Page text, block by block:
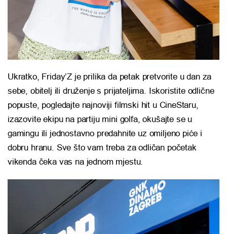
Ukratko, Friday’Z je prilika da petak pretvorite u dan za
sebe, obitelj ili druženje s prijateljima. Iskoristite odlične
popuste, pogledajte najnoviji filmski hit u CineStaru,
izazovite ekipu na partiju mini golfa, okušajte se u
gamingu ili jednostavno predahnite uz omiljeno piće i
dobru hranu. Sve što vam treba za odličan početak
vikenda čeka vas na jednom mjestu.